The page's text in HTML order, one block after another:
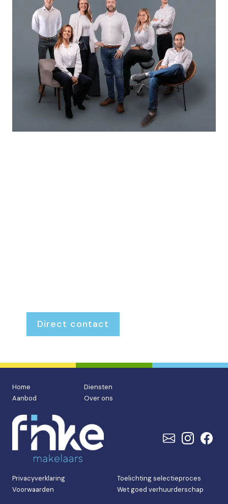
Direct contact
Privacyverklaring
Voorwaarden
Toelichting selectieproces
Wet goed verhuurderschap
Home
Aanbod
Diensten
Over ons